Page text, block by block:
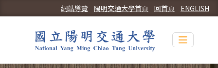
ENGLISH
回首頁
陽明交通大學首頁
網站導覽
Toggle